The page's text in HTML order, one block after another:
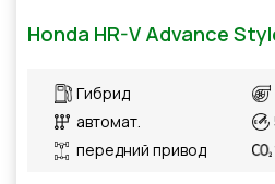
Honda HR-V Advance
Гибрид
автомат.
передний привод